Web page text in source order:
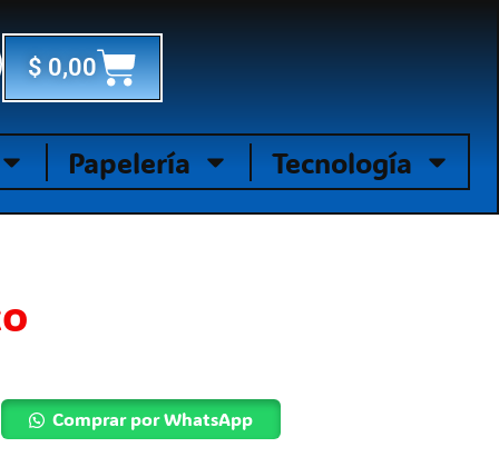
$0,00Cart
Papelería Tecnología
Comprar por WhatsApp